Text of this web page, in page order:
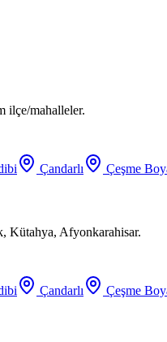
ilçe/mahalleler.
Çandarlı Çeşme
Kütahya, Afyonkarahisar.
Çandarlı Çeşme